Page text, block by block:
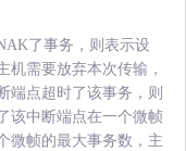
了事务，则表示设
机需要放弃本次传输，
端点超时了该事务，则
该中断端点在一个微帧
微帧的最大事务数，主